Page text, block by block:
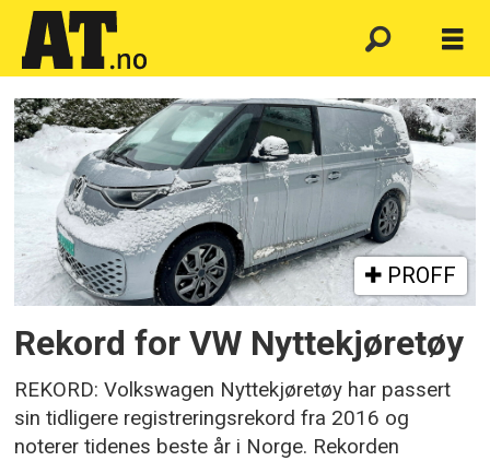
Emne:
idbuzz
PROFF
Rekord for VW Nyttekjøretøy
REKORD: Volkswagen Nyttekjøretøy har passert
sin tidligere registreringsrekord fra 2016 og
noterer tidenes beste år i Norge. Rekorden